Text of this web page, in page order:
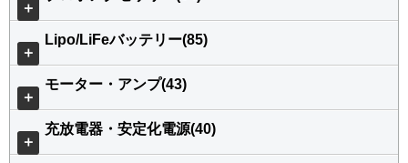
＋
＋
Lipo/LiFeバッテリー(85)
＋
モーター・アンプ(43)
＋
充放電器・安定化電源(40)